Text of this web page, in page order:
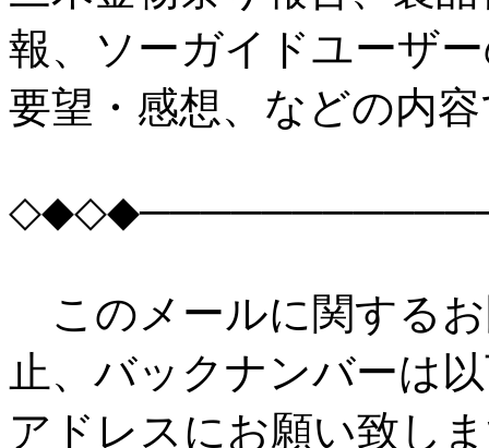
報、ソーガイドユーザ
要望・感想、などの内
このメールに関する
止、バックナンバーは
アドレスにお願い致し